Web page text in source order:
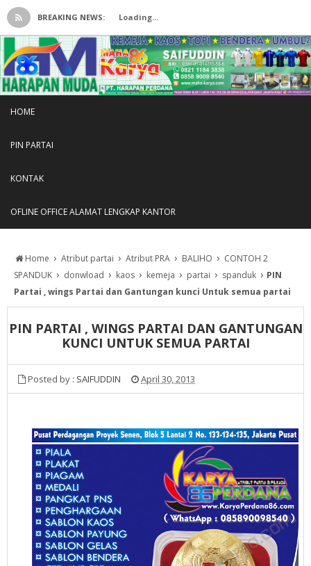
BREAKING NEWS: Loading...
HOME
PIN PARTAI
KONTAK
OFLINE OFFICE ALAMAT LENGKAP KANTOR
Home › Atribut partai › Atribut PRA › BALIHO › CONTOH 2
SPANDUK › donwload › kaos › kemeja › partai › spanduk › PIN
Partai , wings Partai dan Gantungan kunci Untuk semua partai
PIN PARTAI , WINGS PARTAI DAN GANTUNGAN
KUNCI UNTUK SEMUA PARTAI
Posted by : SAIFUDDIN April 30, 2013